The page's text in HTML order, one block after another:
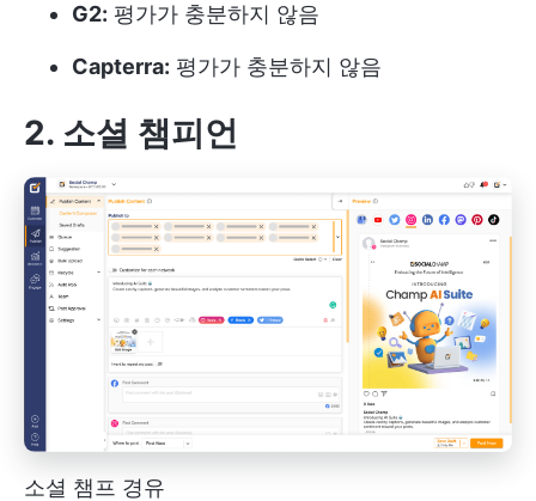
G2: 평가가 충분하지 않음
Capterra: 평가가 충분하지 않음
2. 소셜 챔피언
소셜 챔프 경유